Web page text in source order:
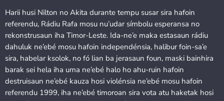
Harii husi Nilton no Akita durante tempu susar sira hafoin
referendu, Rádiu Rafa mosu nu’udar símbolu esperansa no
rekonstrusaun iha Timor-Leste. Ida-ne’e maka estasaun rádiu
dahuluk ne’ebé mosu hafoin independénsia, halibur foin-sa’e
sira, habelar ksolok, no fó lian ba jerasaun foun, maski bainhira
barak sei hela iha uma ne’ebé halo ho ahu-ruin hafoin
destruisaun ne’ebé kauza hosi violénsia ne’ebé mosu hafoin
referendu 1999, iha ne’ebé timoroan sira vota atu haketak hosi